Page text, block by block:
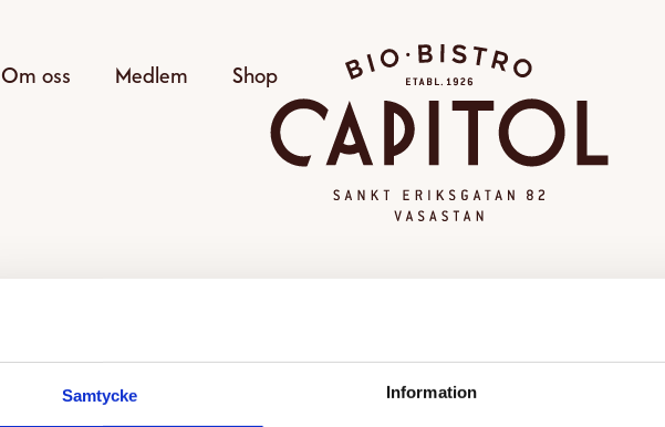
Samtycke Information
Om oss Medlem Shop
Bio Capitol
OGILTIG VISNING
Den valda visningen kunde inte hittas eller går inte längre att